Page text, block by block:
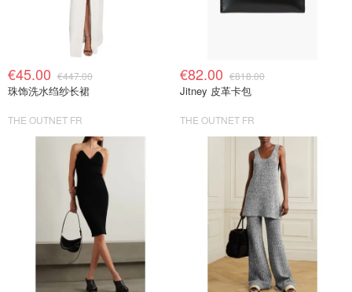
€45.00 €447.00
珠饰洗水绉纱长裙
THE OUTNET FR
€82.00 €818.00
Jitney 皮革卡包
THE OUTNET FR